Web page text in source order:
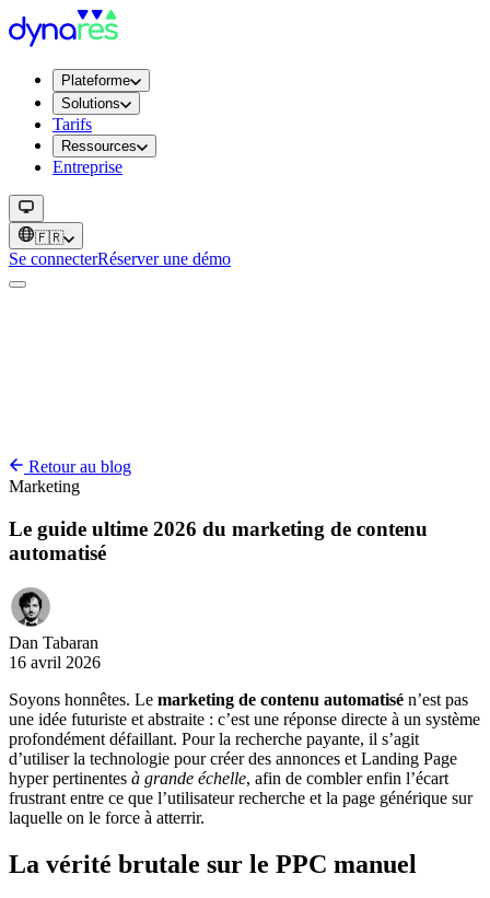
Plateforme
Solutions
Tarifs
Ressources
Entreprise
🇫🇷
Se connecterRéserver une démo
Retour au blog
Marketing
Le guide ultime 2026 du marketing de contenu
automatisé
Dan Tabaran
16 avril 2026
Soyons honnêtes. Le marketing de contenu automatisé n’est pas
une idée futuriste et abstraite : c’est une réponse directe à un système
profondément défaillant. Pour la recherche payante, il s’agit
d’utiliser la technologie pour créer des annonces et Landing Page
hyper pertinentes à grande échelle, afin de combler enfin l’écart
frustrant entre ce que l’utilisateur recherche et la page générique sur
laquelle on le force à atterrir.
La vérité brutale sur le PPC manuel